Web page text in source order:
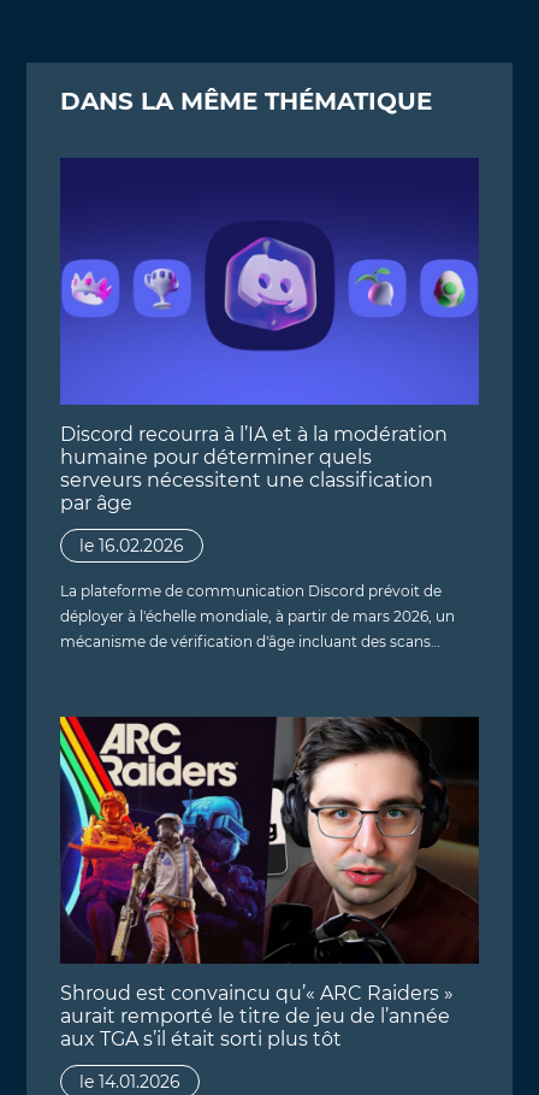
DANS LA MÊME THÉMATIQUE
Discord recourra à l’IA et à la modération
humaine pour déterminer quels
serveurs nécessitent une classification
par âge
le 16.02.2026
La plateforme de communication Discord prévoit de
déployer à l'échelle mondiale, à partir de mars 2026, un
mécanisme de vérification d'âge incluant des scans…
Shroud est convaincu qu’« ARC Raiders »
aurait remporté le titre de jeu de l’année
aux TGA s’il était sorti plus tôt
le 14.01.2026